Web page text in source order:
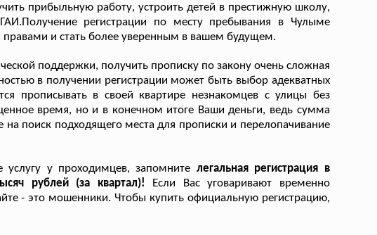
прибыльную работу, устроить детей в престижную школу,
регистрации по месту пребывания в Чулыме
и стать более уверенным в вашем будущем.
поддержки, получить прописку по закону очень сложная
в получении регистрации может быть выбор адекватных
прописывать в своей квартире незнакомцев с улицы без
время, но и в конечном итоге Ваши деньги, ведь сумма
поиск подходящего места для прописки и перелопачивание
услугу у проходимцев, запомните легальная регистрация в
рублей (за квартал)!
Если Вас уговаривают временно
- это мошенники. Чтобы купить официальную регистрацию,